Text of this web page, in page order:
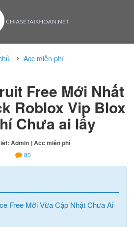
Acc miễn phí
Free Mới Nhất
Roblox Vip Blox
Chưa ai lấy
Admin | Acc miễn phí
80
Free Mời Vừa Cập Nhật Chưa Ai